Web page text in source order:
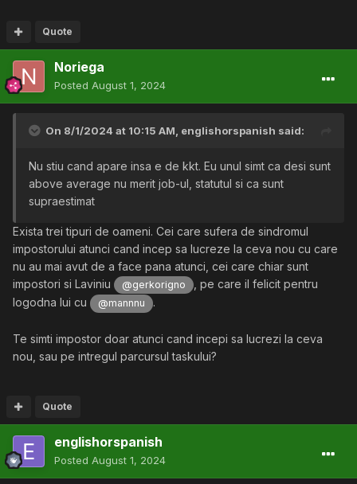
Quote
Noriega
Posted August 1, 2024
On 8/1/2024 at 10:15 AM, englishorspanish said:
Nu stiu cand apare insa e de kkt. Eu unul simt ca desi sunt
above average nu merit job-ul, statutul si ca sunt
supraestimat
Exista trei tipuri de oameni. Cei care sufera de sindromul
impostorului atunci cand incep sa lucreze la ceva nou cu care
nu au mai avut de a face pana atunci, cei care chiar sunt
impostori si Laviniu
@gerkorigno
, pe care il felicit pentru
logodna lui cu
@mannnu .
Te simti impostor doar atunci cand incepi sa lucrezi la ceva
nou, sau pe intregul parcursul taskului?
Quote
englishorspanish
Posted August 1, 2024